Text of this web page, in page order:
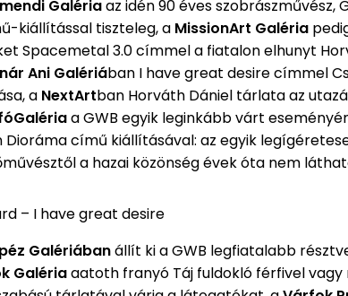
Galériaaz idén 90 éves szobrászművész,
kiállítással tiszteleg, a MissionArt Galéria
Spacemetal 3.0 címmel a fiatalon elhunyt
Ani Galériában I have great desire címmel
a NextArtban Horváth Dániel tárlata az
a GWB egyik leginkább várt
Dioráma című kiállításával: az egyik
a hazai közönség évek óta nem
– I have great desire
Galériábanállít ki a GWB legfiatalabb
Galériaaatoth franyó Táj fuldokló férfivel